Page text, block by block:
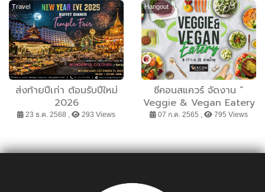
Travel
ส่งท้ายปีเก่า ต้อนรับปีใหม่
2026
23 ธ.ค. 2568 , 293 Views
Hangout
ซีคอนสแควร์ จัดงาน “
Veggie & Vegan Eatery
” เอาใจคนรักสุขภาพคัดสรร
07 ก.ค. 2565 , 795 Views